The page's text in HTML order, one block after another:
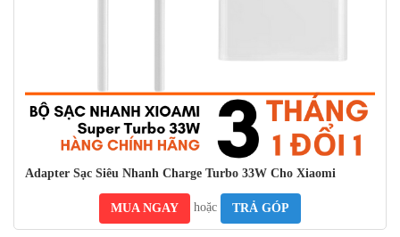
Adapter Sạc Siêu Nhanh Charge Turbo 33W Cho Xiaomi
MUA NGAY hoặc TRẢ GÓP